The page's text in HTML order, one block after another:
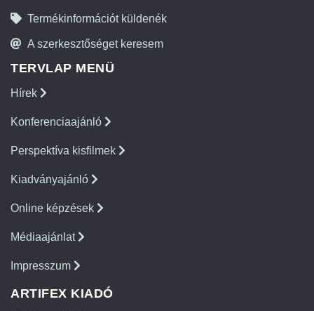
Termékinformációt küldenék
A szerkesztőséget keresem
TERVLAP MENÜ
Hírek
Konferenciaajánló
Perspektíva kisfilmek
Kiadványajánló
Online képzések
Médiaajánlat
Impresszum
ARTIFEX KIADÓ